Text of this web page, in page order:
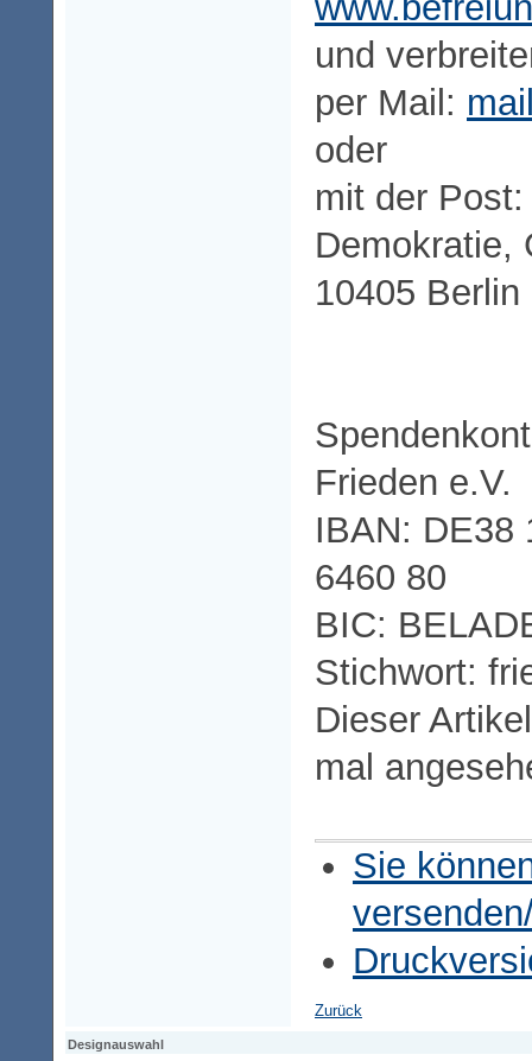
und
per Mail:
oder
mit der
Demokratie,
10405 Berlin
Frieden e.V.
IBAN: DE38
6460 80
BIC:
Stichwort:
Dieser
mal
Sie
Zurück
Designauswahl